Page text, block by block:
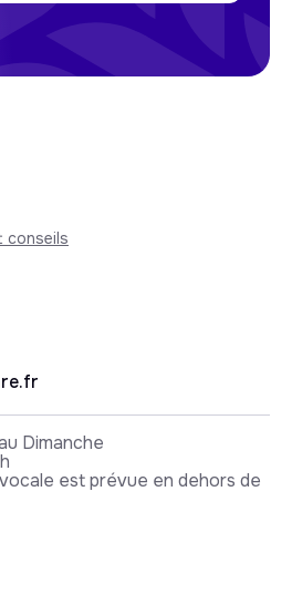
conseils
Dimanche
est prévue en dehors de